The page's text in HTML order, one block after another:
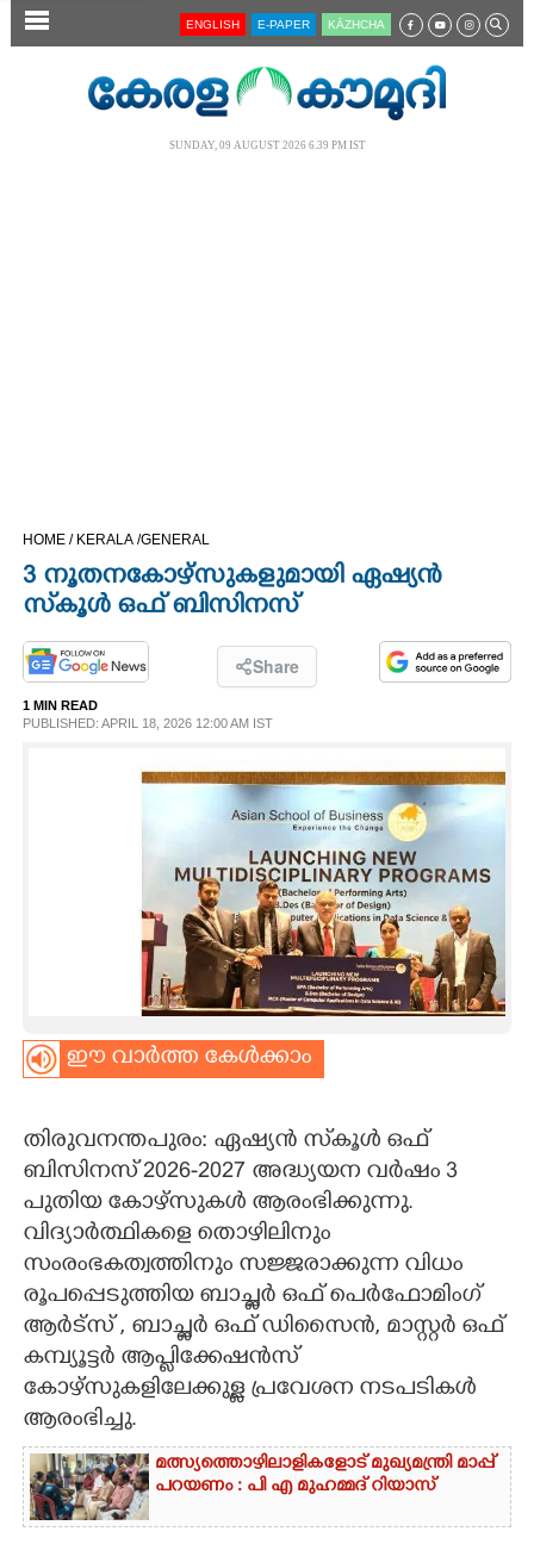
SECTIONS
OPINION
ASTRO
LITERATURE
ZOOM
CONTACT US
ENGLISH E-PAPER KĀZHCHA
SUNDAY, 09 AUGUST 2026 6.39 PM IST
HOME / KERALA /GENERAL
3 നൂതനകോഴ്സുകളുമായി ഏഷ്യൻ
സ്‌കൂൾ ഒഫ് ബിസിനസ്
Share
1 MIN READ
PUBLISHED: APRIL 18, 2026 12:00 AM IST
ഈ വാർത്ത കേൾക്കാം
തിരുവനന്തപുരം: ഏഷ്യൻ സ്‌കൂൾ ഒഫ്
ബിസിനസ് 2026-2027 അദ്ധ്യയന വർഷം 3
പുതിയ കോഴ്സുകൾ ആരംഭിക്കുന്നു.
വിദ്യാർത്ഥികളെ തൊഴിലിനും
സംരംഭകത്വത്തിനും സജ്ജരാക്കുന്ന വിധം
രൂപപ്പെടുത്തിയ ബാച്ച്ലർ ഒഫ് പെർഫോമിംഗ്
ആർട്സ് , ബാച്ച്ലർ ഒഫ് ഡിസൈൻ, മാസ്റ്റർ ഒഫ്
കമ്പ്യൂട്ടർ ആപ്ലിക്കേഷൻസ്
കോഴ്സുകളിലേക്കുള്ള പ്രവേശന നടപടികൾ
ആരംഭിച്ചു.
മത്സ്യത്തൊഴിലാളികളോട് മുഖ്യമന്ത്രി മാപ്പ്
പറയണം : പി എ മുഹമ്മദ് റിയാസ്